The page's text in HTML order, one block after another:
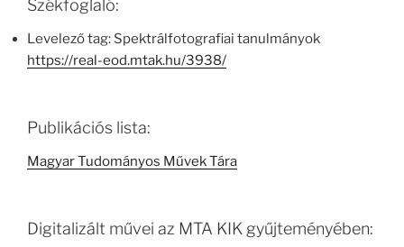
Székfoglaló:
Levelező tag: Spektrálfotografiai tanulmányok
https://real-eod.mtak.hu/3938/
Publikációs lista:
Magyar Tudományos Művek Tára
Digitalizált művei az MTA KIK gyűjteményében: